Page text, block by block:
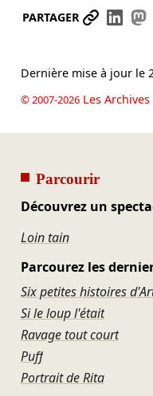
PARTAGER
Dernière mise à jour le
© 2007-2026Les Archives
Parcourir
Découvrez un
Loin tain
Parcourez les
Six petites histoires
Si le loup l'était
Ravage tout court
Puff
Portrait de Rita